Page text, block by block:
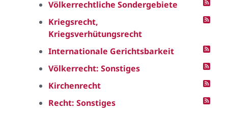
Völkerrechtliche Sondergebiete
Kriegsrecht,
Kriegsverhütungsrecht
Internationale Gerichtsbarkeit
Völkerrecht: Sonstiges
Kirchenrecht
Recht: Sonstiges